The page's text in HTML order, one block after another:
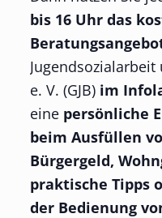
bis 16 Uhr das
e. V. (GJB) im
eine persönliche
beim Ausfüllen
Bürgergeld,
praktische Tipps
der Bedienung